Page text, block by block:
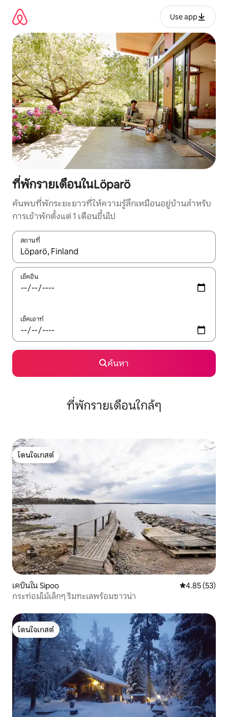
เนื้อหา
Use app
ที่พักรายเดือนในLöparö
ค้นพบที่พักระยะยาวที่ให้ความรู้สึกเหมือนอยู่บ้านสำหรับ
การเข้าพักตั้งแต่ 1 เดือนขึ้นไป
สถานที่
ใช้ลูกศรขึ้นลง หรือใช้การสัมผัสหรือปัด เพื่อสำรวจผลการค้นหา
เช็คอิน
เช็คเอาท์
ค้นหา
ที่พักรายเดือนใกล้ๆ
โดนใจเกสต์
โดนใจเกสต์
เคบินใน Sipoo คะแนนเฉลี่ย
4.85 (53)
กระท่อมไม้เล็กๆ ริมทะเลพร้อมซาวน่า
โดนใจเกสต์
โดนใจเกสต์